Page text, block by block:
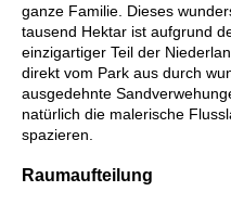
ganze Familie. Dieses
tausend Hektar ist aufgrund
einzigartiger Teil der
direkt vom Park aus durch
ausgedehnte
natürlich die malerische
spazieren.
Raumaufteilung